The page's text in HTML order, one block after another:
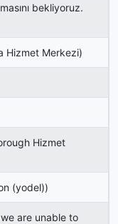
bekliyoruz.
Hizmet Merkezi)
Hizmet
(yodel))
are unable to